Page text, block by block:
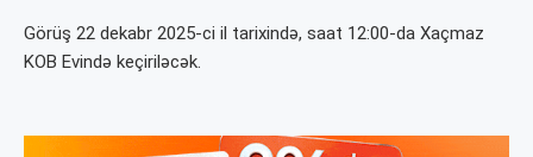
Görüş 22 dekabr 2025-ci il tarixində, saat 12:00-da Xaçmaz
KOB Evində keçiriləcək.